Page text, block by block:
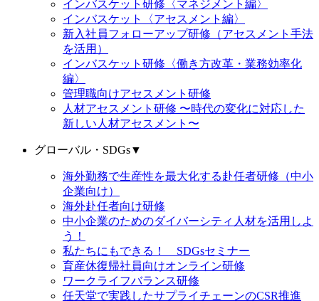
インバスケット研修〈マネジメント編〉
インバスケット〈アセスメント編〉
新入社員フォローアップ研修（アセスメント手法
を活用）
インバスケット研修〈働き方改革・業務効率化
編〉
管理職向けアセスメント研修
人材アセスメント研修 〜時代の変化に対応した
新しい人材アセスメント〜
グローバル・SDGs▼
海外勤務で生産性を最大化する赴任者研修（中小
企業向け）
海外赴任者向け研修
中小企業のためのダイバーシティ人材を活用しよ
う！
私たちにもできる！ SDGsセミナー
育産休復帰社員向けオンライン研修
ワークライフバランス研修
任天堂で実践したサプライチェーンのCSR推進